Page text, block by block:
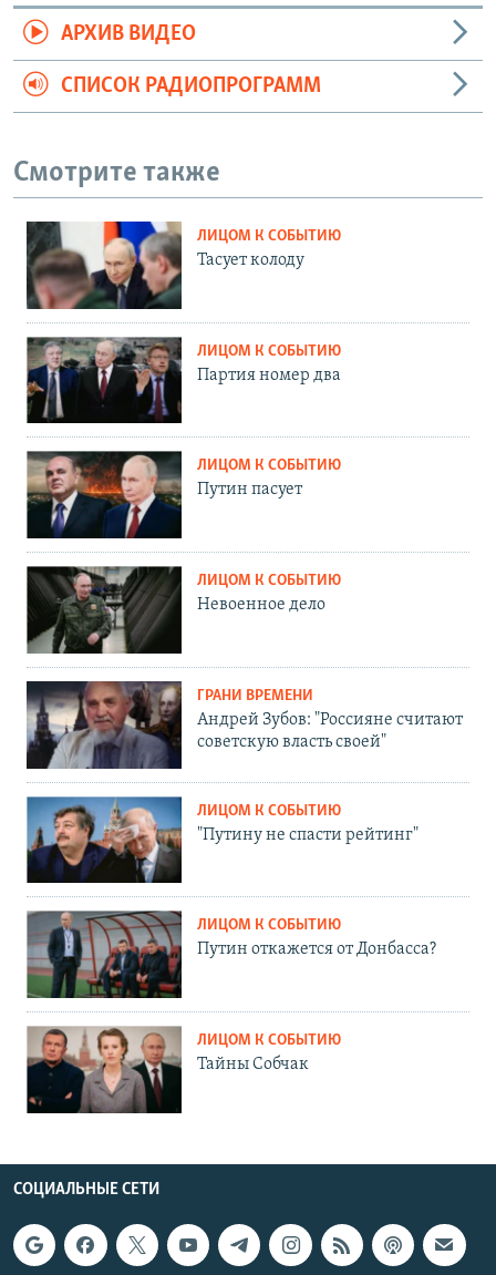
АРХИВ ВИДЕО
СПИСОК РАДИОПРОГРАММ
Смотрите также
ЛИЦОМ К СОБЫТИЮ
Тасует колоду
ЛИЦОМ К СОБЫТИЮ
Партия номер два
ЛИЦОМ К СОБЫТИЮ
Путин пасует
ЛИЦОМ К СОБЫТИЮ
Невоенное дело
ГРАНИ ВРЕМЕНИ
Андрей Зубов: "Россияне считают
советскую власть своей"
ЛИЦОМ К СОБЫТИЮ
"Путину не спасти рейтинг"
ЛИЦОМ К СОБЫТИЮ
Путин откажется от Донбасса?
ЛИЦОМ К СОБЫТИЮ
Тайны Собчак
СОЦИАЛЬНЫЕ СЕТИ